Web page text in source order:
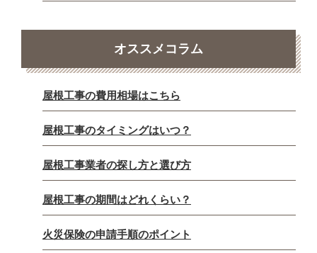
オススメコラム
屋根工事の費用相場はこちら
屋根工事のタイミングはいつ？
屋根工事業者の探し方と選び方
屋根工事の期間はどれくらい？
火災保険の申請手順のポイント